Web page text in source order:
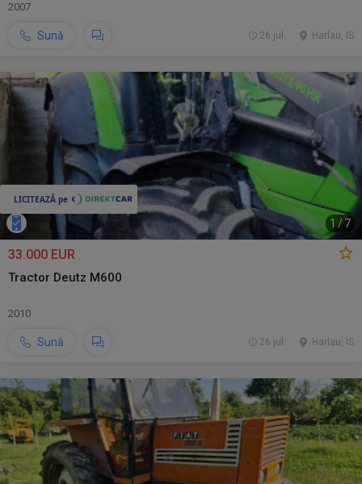
2007
Sună Harlau, IS
26 jul.
1 /7
33.000 EUR
Tractor Deutz M600
2010
Sună Harlau, IS
26 jul.